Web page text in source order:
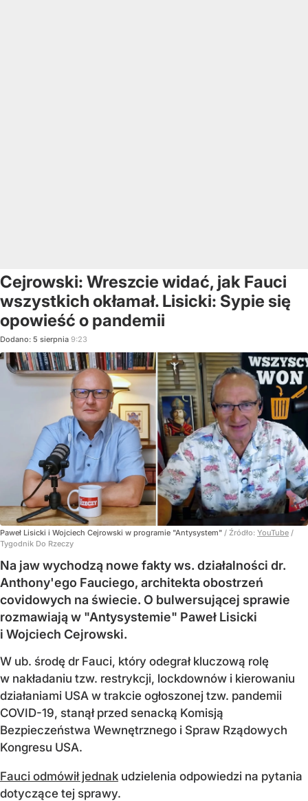
Cejrowski: Wreszcie widać, jak Fauci
wszystkich okłamał. Lisicki: Sypie się
opowieść o pandemii
Dodano: 5 sierpnia 9:23
Paweł Lisicki i Wojciech Cejrowski w programie "Antysystem" / Źródło: YouTube /
Tygodnik Do Rzeczy
Na jaw wychodzą nowe fakty ws. działalności dr.
Anthony'ego Fauciego, architekta obostrzeń
covidowych na świecie. O bulwersującej sprawie
rozmawiają w "Antysystemie" Paweł Lisicki
i Wojciech Cejrowski.
W ub. środę dr Fauci, który odegrał kluczową rolę
w nakładaniu tzw. restrykcji, lockdownów i kierowaniu
działaniami USA w trakcie ogłoszonej tzw. pandemii
COVID-19, stanął przed senacką Komisją
Bezpieczeństwa Wewnętrznego i Spraw Rządowych
Kongresu USA.
Fauci odmówił jednak udzielenia odpowiedzi na pytania
dotyczące tej sprawy.